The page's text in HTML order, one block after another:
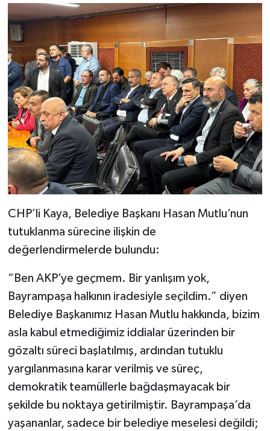
CHP’li Kaya, Belediye Başkanı Hasan Mutlu’nun
tutuklanma sürecine ilişkin de
değerlendirmelerde bulundu:
“Ben AKP’ye geçmem. Bir yanlışım yok,
Bayrampaşa halkının iradesiyle seçildim.” diyen
Belediye Başkanımız Hasan Mutlu hakkında, bizim
asla kabul etmediğimiz iddialar üzerinden bir
gözaltı süreci başlatılmış, ardından tutuklu
yargılanmasına karar verilmiş ve süreç,
demokratik teamüllerle bağdaşmayacak bir
şekilde bu noktaya getirilmiştir. Bayrampaşa’da
yaşananlar, sadece bir belediye meselesi değildi;